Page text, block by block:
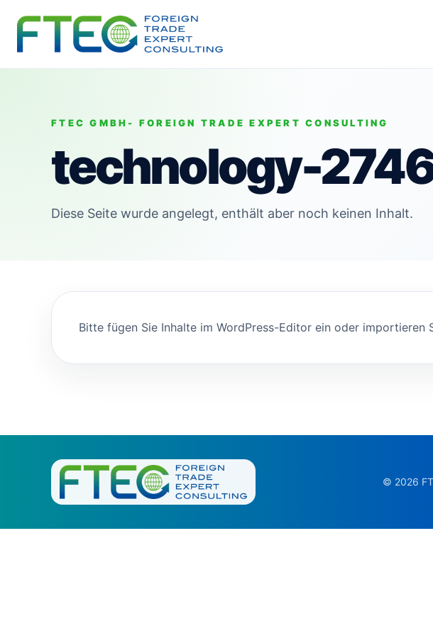
FTEC GMBH- FOREIGN TRADE EXPERT CONSULTING
technology-
Diese Seite wurde angelegt, enthält aber noch keinen Inhalt.
Bitte fügen Sie Inhalte im WordPress-Editor ein oder
© 2026